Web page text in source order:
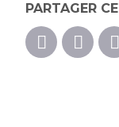
PARTAGER